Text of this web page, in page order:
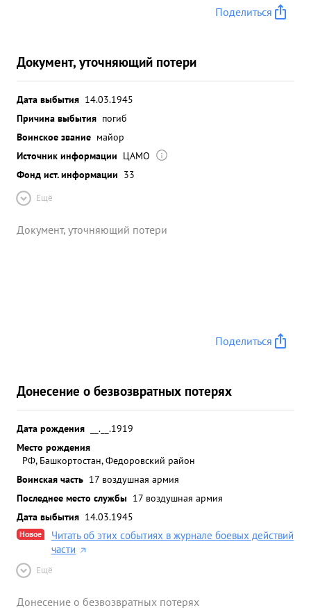
Поделиться
Документ, уточняющий потери
Дата выбытия 14.03.1945
Причина выбытия погиб
Воинское звание майор
Источник информации ЦАМО
Фонд ист. информации 33
Ещё
Документ, уточняющий потери
Поделиться
Донесение о безвозвратных потерях
Дата рождения
__.__.1919
Место рождения
РФ, Башкортостан, Федоровский район
Воинская часть 17 воздушная армия
Последнее место службы 17 воздушная армия
Дата выбытия 14.03.1945
Новое
Читать об этих событиях в журнале боевых действий
части
Ещё
Донесение о безвозвратных потерях